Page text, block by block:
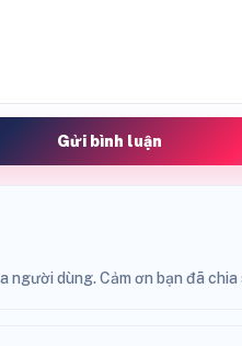
Gửi bình luận
người dùng. Cảm ơn bạn đã chia